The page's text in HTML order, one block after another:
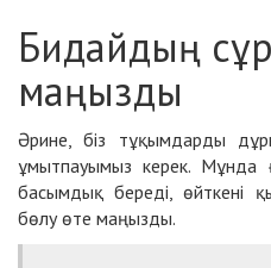
Бидайдың
маңызды
Әрине, біз тұқымдарды
ұмытпауымыз керек. Мұнда
басымдық береді, өйткені
бөлу өте маңызды.